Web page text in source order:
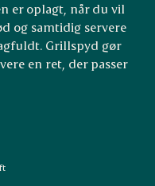
er oplagt, når du vil
og samtidig servere
Grillspyd gør
en ret, der passer